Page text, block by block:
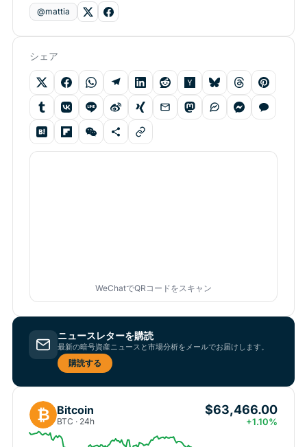
@mattia
シェア
WeChatでQRコードをスキャン
ニュースレターを購読
最新の暗号資産ニュースと市場分析をメールでお届けします。
購読する
₿ Bitcoin
BTC · 24h
$63,466.00
+1.10%